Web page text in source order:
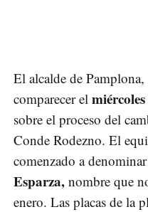
El alcalde de Pamplona,
comparecer el
sobre el proceso del
Conde Rodezno. El
comenzado a
Esparza, nombre que
enero. Las placas de la